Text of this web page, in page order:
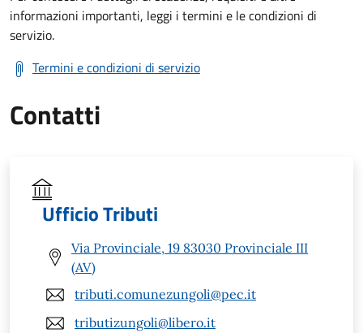
informazioni importanti, leggi i termini e le condizioni di
servizio.
Termini e condizioni di servizio
Contatti
Ufficio Tributi
Via Provinciale, 19 83030 Provinciale III
(AV)
tributi.comunezungoli@pec.it
tributizungoli@libero.it